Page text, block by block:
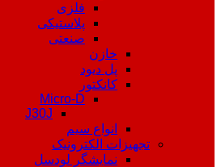
فلزی
پلاستیکی
صنعتی
خازن
پل دیود
کانکتور
Micro-D
J30J
انواع سیم
تجهیزات الکترونیک
نمایشگر لودسل